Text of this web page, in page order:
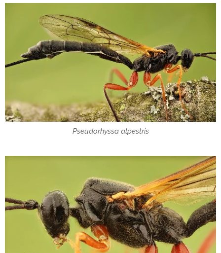
Pseudorhyssa alpestris